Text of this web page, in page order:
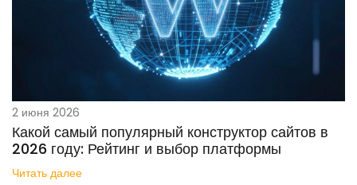
2 июня 2026
Какой самый популярный конструктор сайтов в
2026 году: Рейтинг и выбор платформы
Читать далее